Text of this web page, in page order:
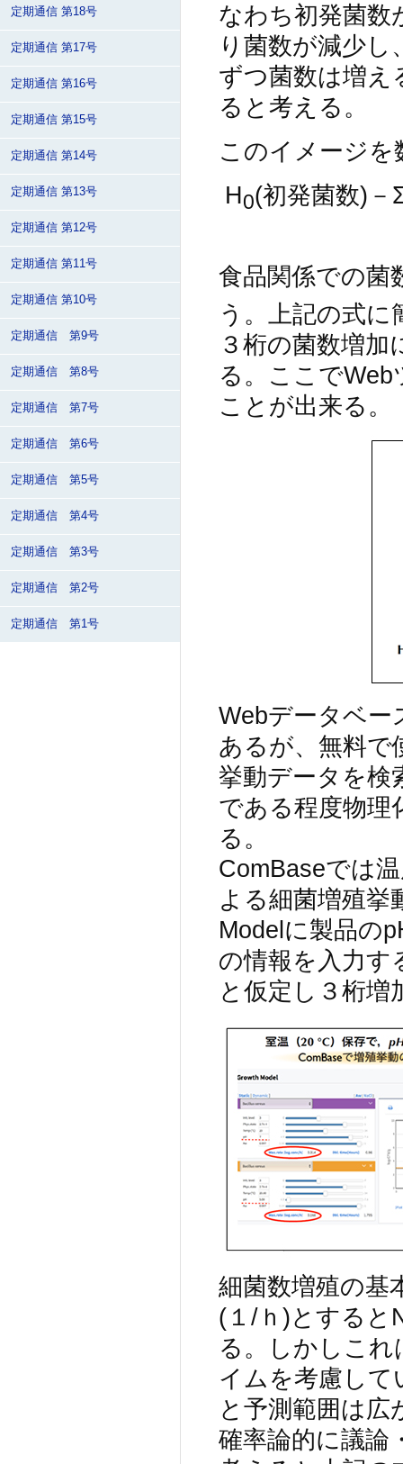
なわち初発菌数
り菌数が減少
ずつ菌数は増え
ると考える。
このイメージを
H0(初発菌数)－
食品関係での菌
う。上記の式
３桁の菌数増
る。ここで
ことが出来る。
Webデータベー
あるが、無料で
挙動データを検
である程度物理
る。
ComBaseでは
よる細菌増殖挙
Modelに製品の
の情報を入力す
と仮定し３桁
細菌数増殖の基
(１/ｈ)とすると
る。しかしこ
イムを考慮して
と予測範囲は
確率論的に議論
定期通信 第18号
定期通信 第17号
定期通信 第16号
定期通信 第15号
定期通信 第14号
定期通信 第13号
定期通信 第12号
定期通信 第11号
定期通信 第10号
定期通信 第9号
定期通信 第8号
定期通信 第7号
定期通信 第6号
定期通信 第5号
定期通信 第4号
定期通信 第3号
定期通信 第2号
定期通信 第1号